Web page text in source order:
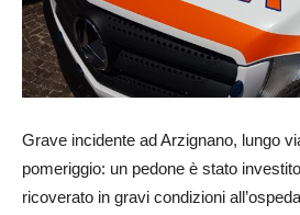
Grave incidente ad Arzignano, lungo
pomeriggio: un pedone è stato
ricoverato in gravi condizioni